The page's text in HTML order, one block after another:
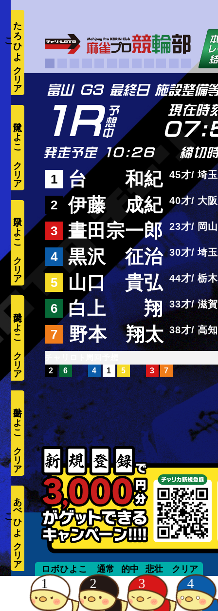
1R
発走予定 10:26 締切
1 台 和紀 45 埼玉
2 伊藤 成紀 40 大阪
3 晝田宗一郎 23 岡山
4 黒沢 征治 30 埼玉
5 山口 貴弘 44 栃木
6 白上 翔 33 滋賀
7 野本 翔太 38 高知
2
6 4 1 5 3 7
現在時
ロボひよこ 通常 的中 悲壮
愛内ひよこ
水口ひよこ
滝沢ひよこ
た
ろ
ひ
よ
こ
井出ひよこ
あ
べ
ひ
よ
こ